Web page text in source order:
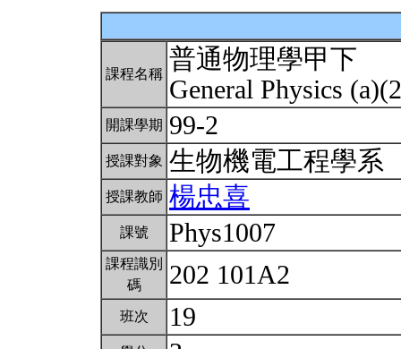
課程名稱 普通物理學甲下
General Physics
開課學期 99-2
授課對象 生物機電工程學系
授課教師 楊忠喜
課號 Phys1007
課程識別
碼
202 101A2
班次 19